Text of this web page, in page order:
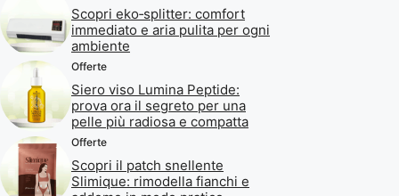
Scopri eko‑splitter: comfort
immediato e aria pulita per ogni
ambiente
Offerte
Siero viso Lumina Peptide:
prova ora il segreto per una
pelle più radiosa e compatta
Offerte
Scopri il patch snellente
Slimique: rimodella fianchi e